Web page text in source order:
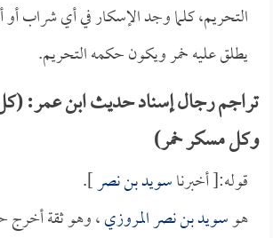
التحريم، كلما وجد الإسكار في أي شراب أو
يطلق عليه خمر ويكون حكمه التحريم.
تراجم رجال إسناد حديث ابن عمر:
وكل مسكر خمر)
قوله:[ أخبرناسويد بن نصر].
هوسويد بن نصر المروزي، وهو ثقة أخرج